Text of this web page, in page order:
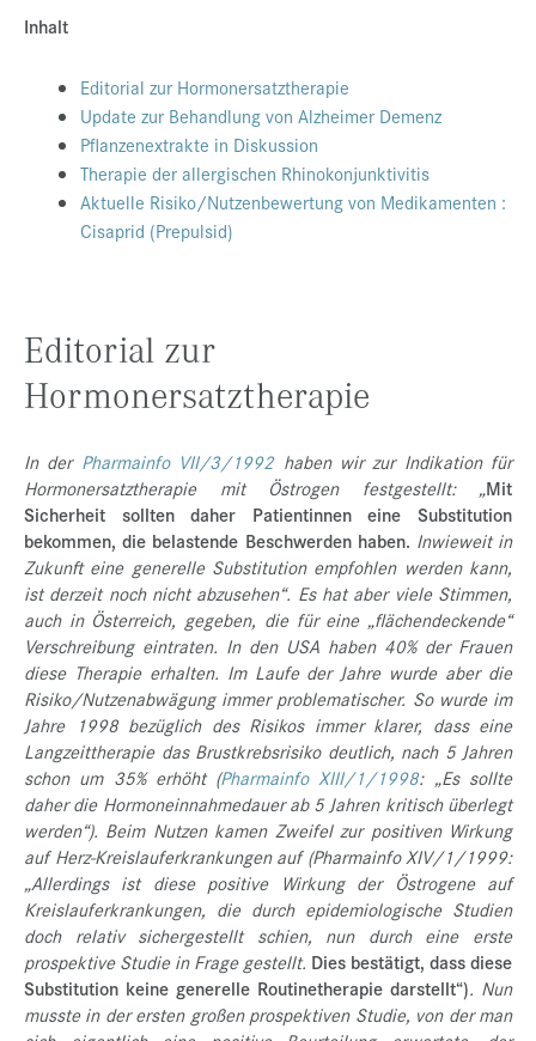
Presse
Jobs
Kontakt
Datenschutz
Service-Links
Inhalt
Editorial zur Hormonersatztherapie
Update zur Behandlung von Alzheimer Demenz
Pflanzenextrakte in Diskussion
Therapie der allergischen Rhinokonjunktivitis
Aktuelle Risiko/Nutzenbewertung von Medikamenten :
Cisaprid (Prepulsid)
Editorial zur
Hormonersatztherapie
In der Pharmainfo VII/3/1992haben wir zur Indikation für
Hormonersatztherapie mit Östrogen festgestellt: „Mit
Sicherheit sollten daher Patientinnen eine Substitution
bekommen, die belastende Beschwerden haben. Inwieweit in
Zukunft eine generelle Substitution empfohlen werden kann,
ist derzeit noch nicht abzusehen“. Es hat aber viele Stimmen,
auch in Österreich, gegeben, die für eine „flächendeckende“
Verschreibung eintraten. In den USA haben 40% der Frauen
diese Therapie erhalten. Im Laufe der Jahre wurde aber die
Risiko/Nutzenabwägung immer problematischer. So wurde im
Jahre 1998 bezüglich des Risikos immer klarer, dass eine
Langzeittherapie das Brustkrebsrisiko deutlich, nach 5 Jahren
schon um 35% erhöht (Pharmainfo XIII/1/1998: „Es sollte
daher die Hormoneinnahmedauer ab 5 Jahren kritisch überlegt
werden“). Beim Nutzen kamen Zweifel zur positiven Wirkung
auf Herz-Kreislauferkrankungen auf (Pharmainfo XIV/1/1999:
„Allerdings ist diese positive Wirkung der Östrogene auf
Kreislauferkrankungen, die durch epidemiologische Studien
doch relativ sichergestellt schien, nun durch eine erste
prospektive Studie in Frage gestellt. Dies bestätigt, dass diese
Substitution keine generelle Routinetherapie darstellt“). Nun
musste in der ersten großen prospektiven Studie, von der man